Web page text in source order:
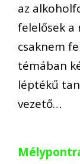
az
felelősek a
csaknem
témában
léptékű
vezető…